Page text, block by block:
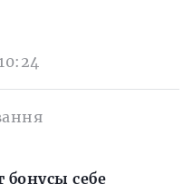
бонусы себе